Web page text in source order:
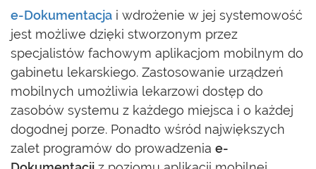
e-Dokumentacja i wdrożenie w jej systemowość
jest możliwe dzięki stworzonym przez
specjalistów fachowym aplikacjom mobilnym do
gabinetu lekarskiego. Zastosowanie urządzeń
mobilnych umożliwia lekarzowi dostęp do
zasobów systemu z każdego miejsca i o każdej
dogodnej porze. Ponadto wśród największych
zalet programów do prowadzenia e-